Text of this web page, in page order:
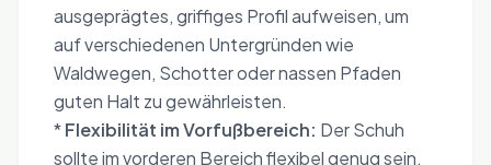
ausgeprägtes, griffiges Profil aufweisen, um
auf verschiedenen Untergründen wie
Waldwegen, Schotter oder nassen Pfaden
guten Halt zu gewährleisten.
*Flexibilität im Vorfußbereich: Der Schuh
sollte im vorderen Bereich flexibel genug sein,